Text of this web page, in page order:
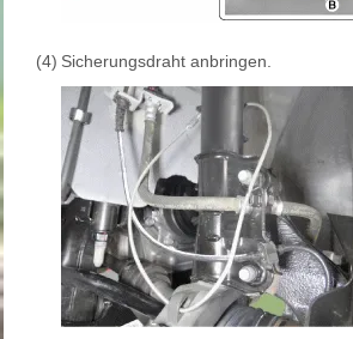
(4) Sicherungsdraht anbringen.